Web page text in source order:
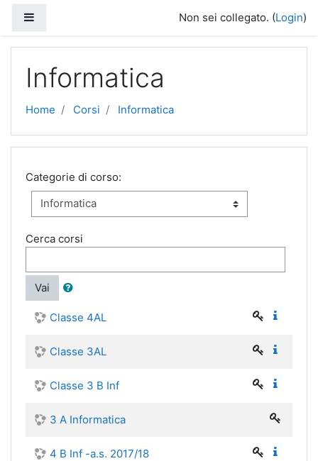
Non sei collegato. (Login)
Informatica
Home Corsi Informatica
Categorie di corso:
Cerca corsi
Vai
Classe 4AL
Classe 3AL
Classe 3 B Inf
3 A Informatica
4 B Inf -a.s. 2017/18